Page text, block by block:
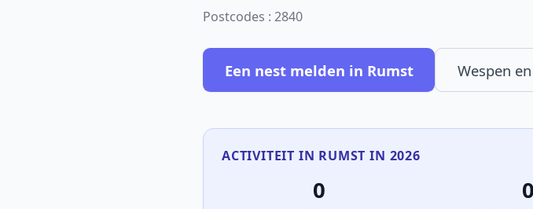
Postcodes : 2840
Een nest melden in Rumst Wespen
ACTIVITEIT IN RUMST IN 2026
0 0